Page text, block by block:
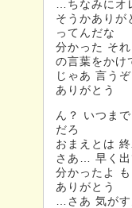
…ちなみにオ
そうかありが
ってんだな
分かった そ
の言葉をかけ
じゃあ 言う
ありがとう
ん？ いつま
だろ
おまえとは
さあ… 早く出
分かったよ
ありがとう
…さあ 気が